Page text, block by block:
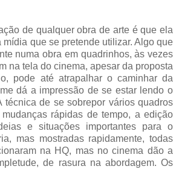
de qualquer obra de arte é que ela
mídia que se pretende utilizar. Algo que
numa obra em quadrinhos, às vezes
na tela do cinema, apesar da proposta
pode até atrapalhar o caminhar da
dá a impressão de se estar lendo o
técnica de se sobrepor vários quadros
rápidas de tempo, a edição
e situações importantes para o
mas mostradas rapidamente, todas
na HQ, mas no cinema dão a
de rasura na abordagem. Os